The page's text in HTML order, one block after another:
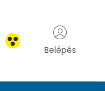
Belépés